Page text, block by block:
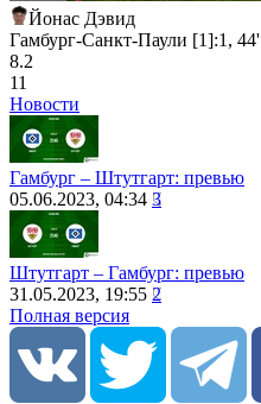
Йонас Дэвид
Гамбург-Санкт-Паули [1]:1, 44'
8.2
11
Новости
Гамбург – Штутгарт: превью
05.06.2023, 04:34 3
Штутгарт – Гамбург: превью
31.05.2023, 19:55 2
Полная версия